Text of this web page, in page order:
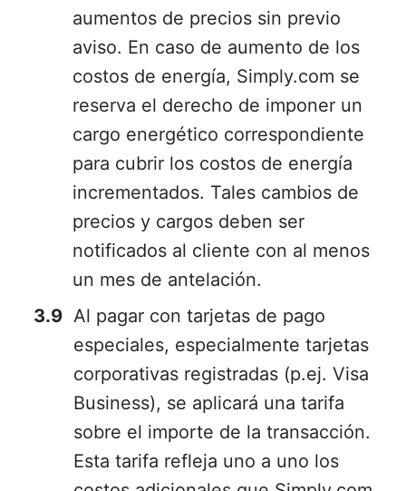
aumentos de precios sin previo
aviso. En caso de aumento de los
costos de energía, Simply.com se
reserva el derecho de imponer un
cargo energético correspondiente
para cubrir los costos de energía
incrementados. Tales cambios de
precios y cargos deben ser
notificados al cliente con al menos
un mes de antelación.
Al pagar con tarjetas de pago
especiales, especialmente tarjetas
corporativas registradas (p.ej. Visa
Business), se aplicará una tarifa
sobre el importe de la transacción.
Esta tarifa refleja uno a uno los